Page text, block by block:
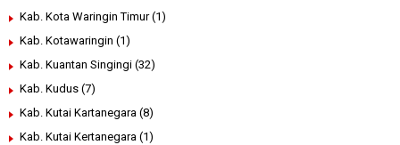
Kab. Kota Waringin Timur (1)
Kab. Kotawaringin (1)
Kab. Kuantan Singingi (32)
Kab. Kudus (7)
Kab. Kutai Kartanegara (8)
Kab. Kutai Kertanegara (1)